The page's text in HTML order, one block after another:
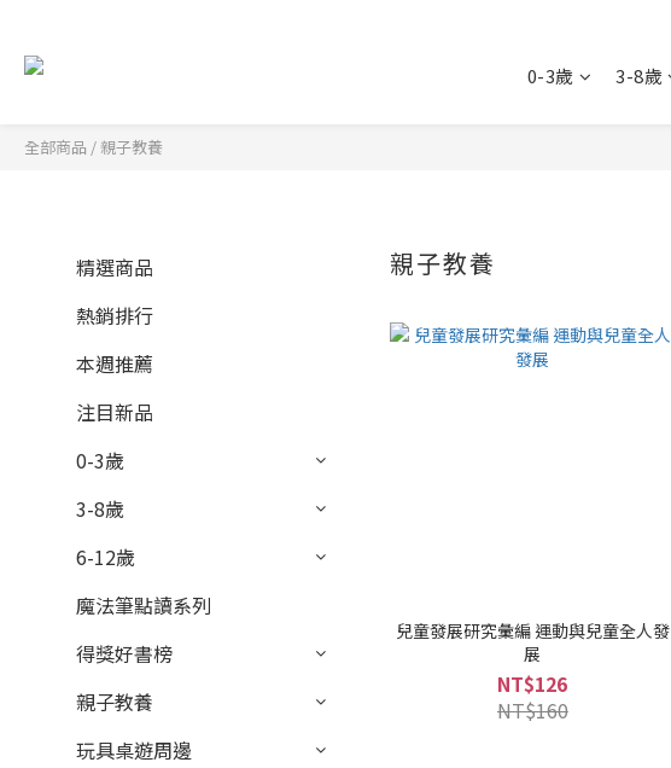
0-3歲 3-8歲
全部商品 / 親子教養
精選商品
熱銷排行
本週推薦
注目新品
0-3歲
3-8歲
6-12歲
魔法筆點讀系列
得獎好書榜
親子教養
玩具桌遊周邊
親子教養
兒童發展研究彙編 運動與兒童全人發
展
NT$126
NT$160